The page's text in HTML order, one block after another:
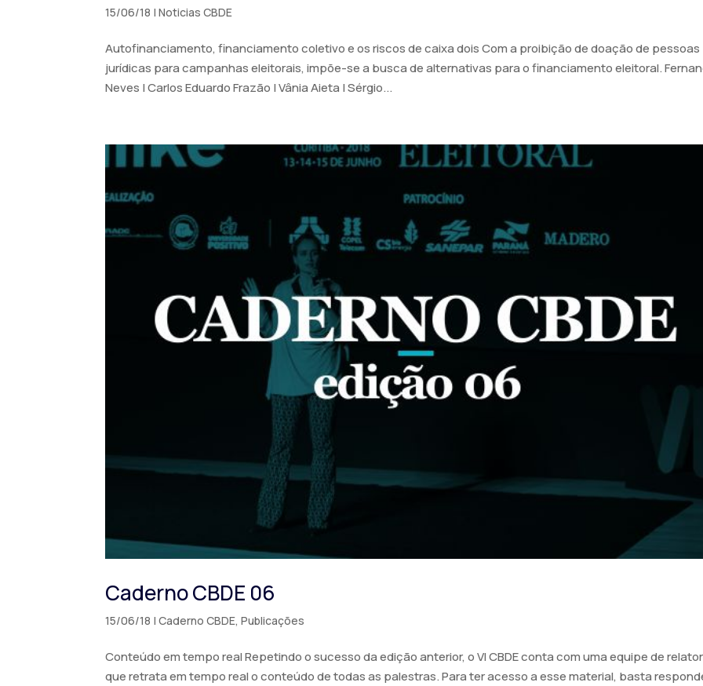
15/06/18 |Noticias CBDE
Autofinanciamento, financiamento coletivo e os riscos de caixa dois Com a proibição de doação de pessoas
jurídicas para campanhas eleitorais, impõe-se a busca de alternativas para o financiamento eleitoral.
Neves | Carlos Eduardo Frazão | Vânia Aieta | Sérgio...
Caderno CBDE 06
15/06/18 |Caderno CBDE,Publicações
Conteúdo em tempo real Repetindo o sucesso da edição anterior, o VI CBDE conta com uma equipe de
que retrata em tempo real o conteúdo de todas as palestras. Para ter acesso a esse material, basta